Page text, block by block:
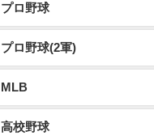
プロ野球
プロ野球(2軍)
MLB
高校野球